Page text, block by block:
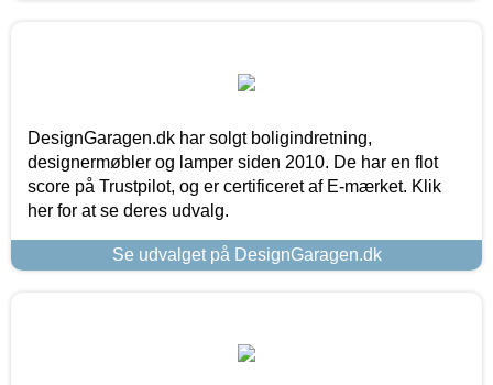
DesignGaragen.dk har solgt boligindretning,
designermøbler og lamper siden 2010. De har en flot
score på Trustpilot, og er certificeret af E-mærket. Klik
her for at se deres udvalg.
Se udvalget på DesignGaragen.dk